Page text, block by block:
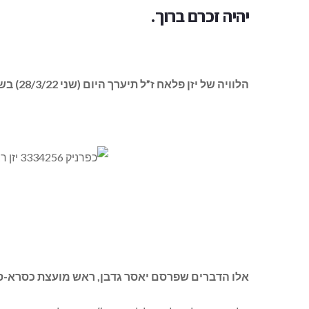
יהיה זכרם ברוך.
הלוויה של יזן פלאח ז”ל תיערך היום (שני 28/3/22) בשעה 16:00, ותצא מבית העם בכפר סמיע
אלו הדברים שפרסם יאסר גדבן, ראש מועצת כסרא-